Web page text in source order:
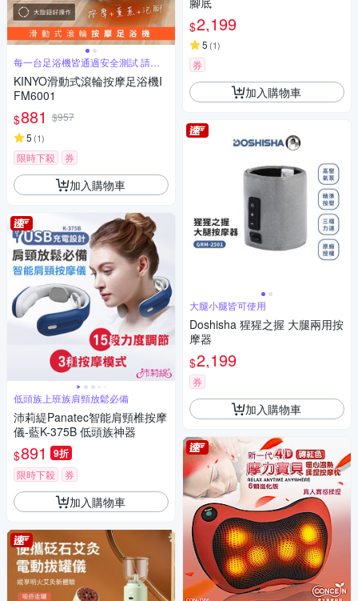
每一台足浴機皆通過安全測試 請安
心使用
KINYO滑動式滾輪按摩足浴機I
FM6001
$881 $957
5 (1)
限時下殺 券
加入購物車
低頭族上班族肩頸放鬆必備
沛莉緹Panatec智能肩頸椎按摩
儀-藍K-375B 低頭族神器
$891 9折
限時下殺 券
加入購物車
$2,199
5 (1)
券
加入購物車
大腿小腿皆可使用
Doshisha 猩猩之握 大腿兩用按
摩器
$2,199
券
加入購物車